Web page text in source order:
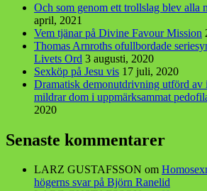
Och som genom ett trollslag blev alla
april, 2021
Vem tjänar på Divine Favour Mission
Thomas Arnroths ofullbordade
Livets Ord 3 augusti, 2020
Sexköp på Jesu vis 17 juli, 2020
Dramatisk demonutdrivning utförd av
mildrar dom i uppmärksammat
2020
Senaste kommentarer
LARZ GUSTAFSSON om
högerns svar på Björn Ranelid